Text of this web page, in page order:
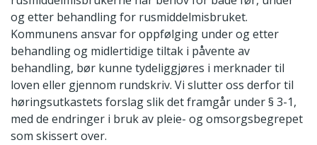
og etter behandling for rusmiddelmisbruket.
Kommunens ansvar for oppfølging under og etter
behandling og midlertidige tiltak i påvente av
behandling, bør kunne tydeliggjøres i merknader til
loven eller gjennom rundskriv. Vi slutter oss derfor til
høringsutkastets forslag slik det framgår under § 3-1,
med de endringer i bruk av pleie- og omsorgsbegrepet
som skissert over.